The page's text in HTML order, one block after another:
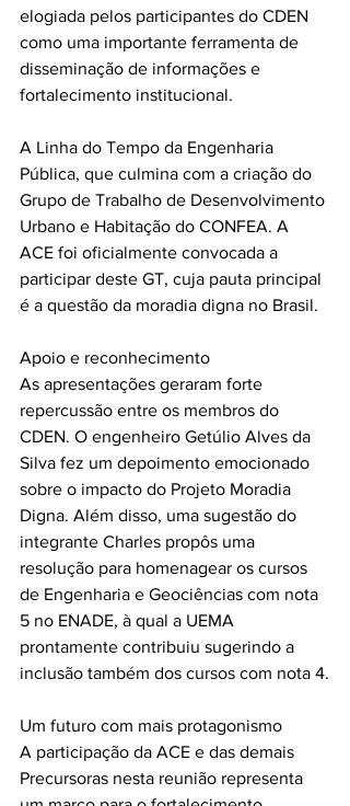
elogiada pelos participantes do CDEN
como uma importante ferramenta de
disseminação de informações e
fortalecimento institucional.
A Linha do Tempo da Engenharia
Pública, que culmina com a criação do
Grupo de Trabalho de Desenvolvimento
Urbano e Habitação do CONFEA. A
ACE foi oficialmente convocada a
participar deste GT, cuja pauta principal
é a questão da moradia digna no Brasil.
Apoio e reconhecimento
As apresentações geraram forte
repercussão entre os membros do
CDEN. O engenheiro Getúlio Alves da
Silva fez um depoimento emocionado
sobre o impacto do Projeto Moradia
Digna. Além disso, uma sugestão do
integrante Charles propôs uma
resolução para homenagear os cursos
de Engenharia e Geociências com nota
5 no ENADE, à qual a UEMA
prontamente contribuiu sugerindo a
inclusão também dos cursos com nota 4.
Um futuro com mais protagonismo
A participação da ACE e das demais
Precursoras nesta reunião representa